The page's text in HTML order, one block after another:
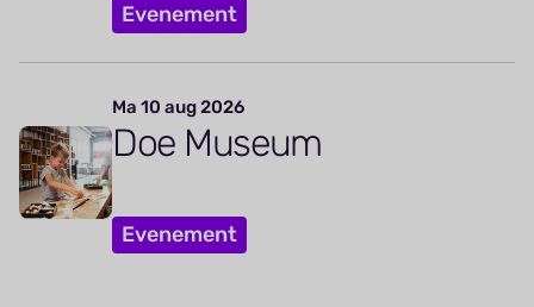
Evenement
Ma 10 aug 2026
Doe Museum
Evenement